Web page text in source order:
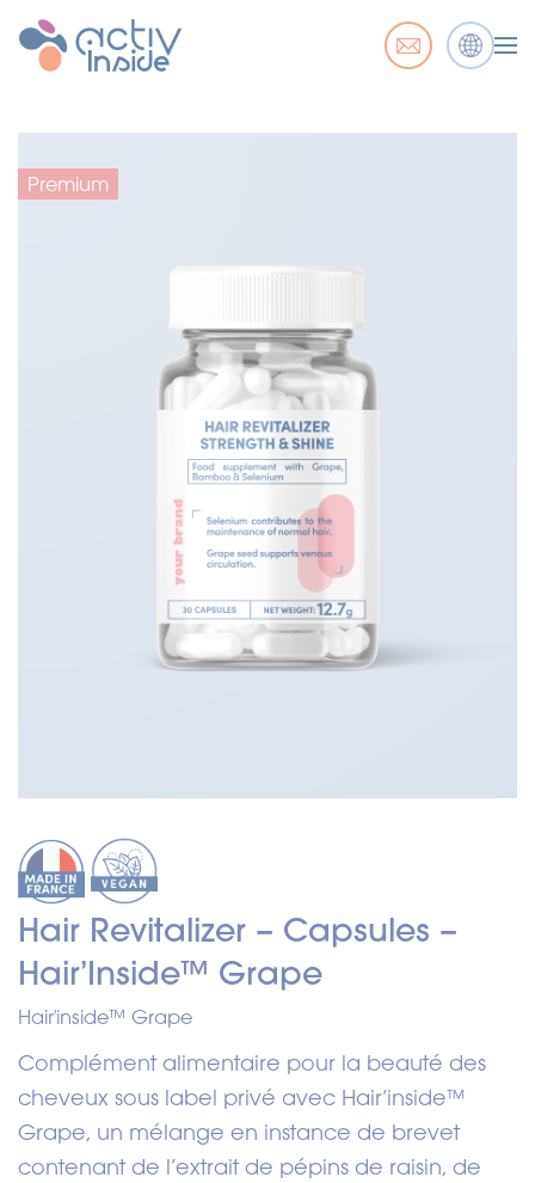
Premium
Hair Revitalizer – Capsules –
Hair’Inside™ Grape
Hair'inside™ Grape
Complément alimentaire pour la beauté des
cheveux sous label privé avec Hair’inside™
Grape, un mélange en instance de brevet
contenant de l’extrait de pépins de raisin, de